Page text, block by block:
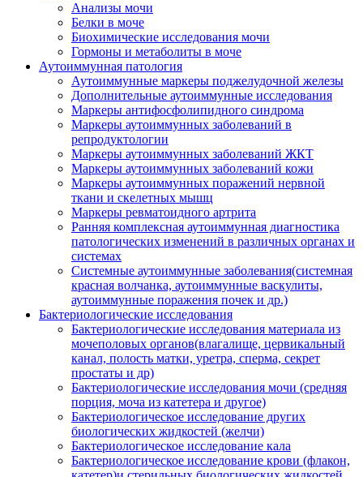
Анализы мочи
Белки в моче
Биохимические исследования мочи
Гормоны и метаболиты в моче
Аутоиммунная патология
Аутоиммунные маркеры поджелудочной железы
Дополнительные аутоиммунные исследования
Маркеры антифосфолипидного синдрома
Маркеры аутоиммунных заболеваний в
репродуктологии
Маркеры аутоиммунных заболеваний ЖКТ
Маркеры аутоиммунных заболеваний кожи
Маркеры аутоиммунных поражений нервной
ткани и скелетных мышц
Маркеры ревматоидного артрита
Ранняя комплексная аутоиммунная диагностика
патологических изменений в различных органах и
системах
Системные аутоиммунные заболевания(системная
красная волчанка, аутоиммунные васкулиты,
аутоиммунные поражения почек и др.)
Бактериологические исследования
Бактериологические исследования материала из
мочеполовых органов(влагалище, цервикальный
канал, полость матки, уретра, сперма, секрет
простаты и др)
Бактериологические исследования мочи (средняя
порция, моча из катетера и другое)
Бактериологическое исследование других
биологических жидкостей (желчи)
Бактериологическое исследование кала
Бактериологическое исследование крови (флакон,